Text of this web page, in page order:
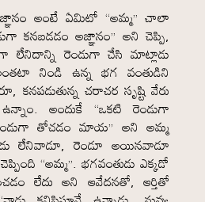
అంటే ఏమిటో “అమ్మ” చాలా
కనబడడం అజ్ఞానం” అని చెప్పి,
లేనిదాన్ని రెండుగా చేసి మాట్లాడు
నిండి ఉన్న భగ వంతుడిని
కనపడుతున్న చరాచర సృష్టి వేరు
అందుకే “ఒకటి రెండుగా
తోచడం మాయ” అని అమ్మ
లేనివాడూ, రెండూ అయినవాడూ
“అమ్మ”. భగవంతుడు ఎక్కడో
లేదు అని ఆవేదనతో, ఆర్తితో